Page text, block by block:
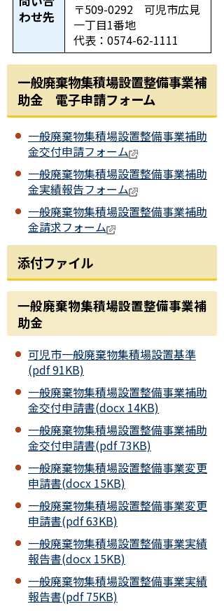
わせ先
〒509-0292 可児市広見
一丁目1番地
代表：0574-62-1111
一般廃棄物集積場設置整備事業補
助金 電子申請フォーム
一般廃棄物集積場設置整備事業補助
金交付申請フォーム
一般廃棄物集積場設置整備事業補助
金実績報告フォーム
一般廃棄物集積場設置整備事業補助
金請求フォーム
添付ファイル
一般廃棄物集積場設置整備事業補
助金
可児市一般廃棄物集積場設置基準
(pdf 91KB)
一般廃棄物集積場設置整備事業補助
金交付申請書(docx 14KB)
一般廃棄物集積場設置整備事業補助
金交付申請書(pdf 73KB)
一般廃棄物集積場設置整備事業変更
申請書(docx 15KB)
一般廃棄物集積場設置整備事業変更
申請書(pdf 63KB)
一般廃棄物集積場設置整備事業実績
報告書(docx 15KB)
一般廃棄物集積場設置整備事業実績
報告書(pdf 75KB)